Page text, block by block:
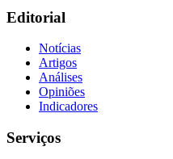
Editorial
Notícias
Artigos
Análises
Opiniões
Indicadores
Serviços